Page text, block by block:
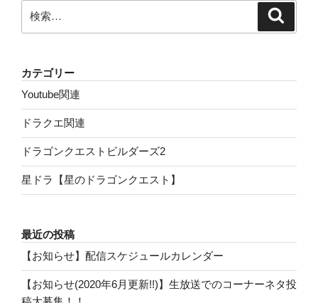
索:
カテゴリー
Youtube関連
ドラクエ関連
ドラゴンクエストビルダーズ2
星ドラ【星のドラゴンクエスト】
最近の投稿
【お知らせ】配信スケジュールカレンダー
【お知らせ(2020年6月更新!!)】生放送でのコーナーネタ投